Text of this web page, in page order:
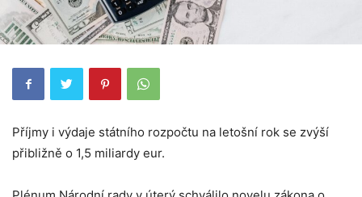
Příjmy i výdaje státního rozpočtu na letošní rok se zvýší
přibližně o 1,5 miliardy eur.